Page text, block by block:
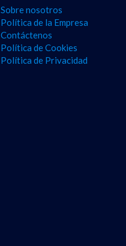
Sobre nosotros
Política de la Empresa
Contáctenos
Política de Cookies
Política de Privacidad